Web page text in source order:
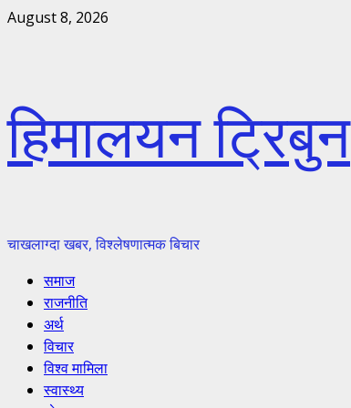
Skip
August 8, 2026
हिमालयन ट्रिबुन
चाखलाग्दा खबर, विश्लेषणात्मक बिचार
Primary
Menu
समाज
राजनीति
अर्थ
विचार
विश्व मामिला
स्वास्थ्य